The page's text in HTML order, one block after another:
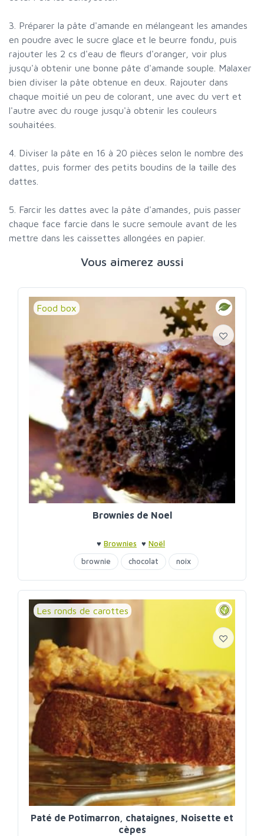
3. Préparer la pâte d'amande en mélangeant les amandes
en poudre avec le sucre glace et le beurre fondu, puis
rajouter les 2 cs d'eau de fleurs d'oranger, voir plus
jusqu'à obtenir une bonne pâte d'amande souple. Malaxer
bien diviser la pâte obtenue en deux. Rajouter dans
chaque moitié un peu de colorant, une avec du vert et
l'autre avec du rouge jusqu'à obtenir les couleurs
souhaitées.
4. Diviser la pâte en 16 à 20 pièces selon le nombre des
dattes, puis former des petits boudins de la taille des
dattes.
5. Farcir les dattes avec la pâte d'amandes, puis passer
chaque face farcie dans le sucre semoule avant de les
mettre dans les caissettes allongées en papier.
Vous aimerez aussi
Food box
Brownies de Noel
♥ Brownies ♥ Noël
brownie
chocolat noix
Les ronds de carottes
Paté de Potimarron, chataignes, Noisette et
cèpes